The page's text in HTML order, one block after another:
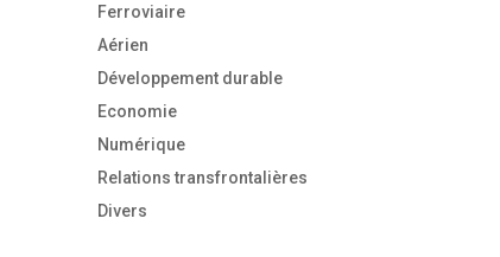
Ferroviaire
Aérien
Développement durable
Economie
Numérique
Relations transfrontalières
Divers